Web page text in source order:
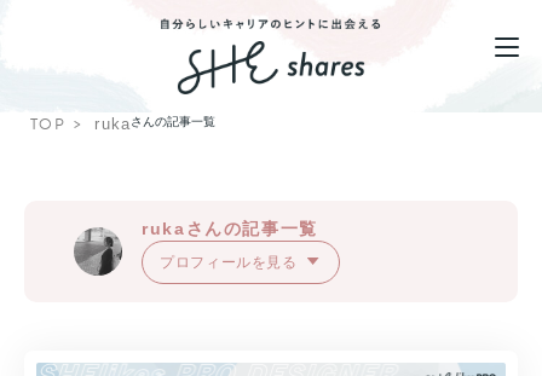
TOP rukaさんの記事一覧
rukaさんの記事一覧
プロフィールを見る